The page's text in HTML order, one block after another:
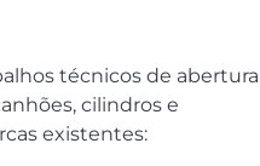
técnicos de abertura
cilindros e
existentes: